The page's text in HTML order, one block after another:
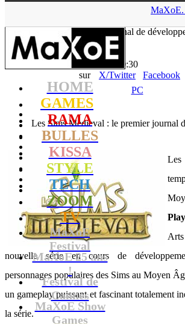
MaXoE.
HOME
GAMES
RAMA
BULLES
KISSA
STYLE
TECH
ZOOM
TV
MaXoE
Festival
MaXoE 25 ans
!
Festival de
Cannes
MaXoE Show
Games
premier journal de
- 11.11.10, 10:30
sur
X/Twitter
Facebook
PC
Les Sims Medieval : le premier journal
Play
nouvelle série en cours de
personnages populaires des Sims au Moyen
un gameplay puissant et fascinant totalement
la série.